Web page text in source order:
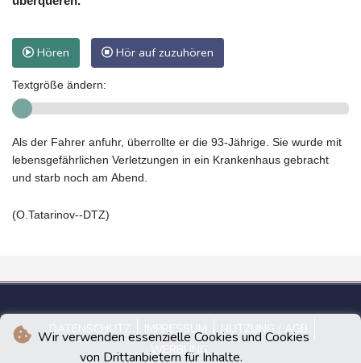
Wir verwenden essenzielle Cookies und Cookies
von Drittanbietern für Inhalte.
Hören Hör auf zuzuhören
Textgröße ändern:
Als der Fahrer anfuhr, überrollte er die 93-Jährige. Sie wurde mit
lebensgefährlichen Verletzungen in ein Krankenhaus gebracht
und starb noch am Abend.
(O.Tatarinov--DTZ)
DATENSCHUTZ IMPRESSUM
NUTZUNG / AGB
WERBUNG